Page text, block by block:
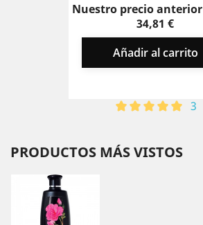
Nuestro precio anterior
34,81 €
Añadir al carrito
3
PRODUCTOS MÁS VISTOS